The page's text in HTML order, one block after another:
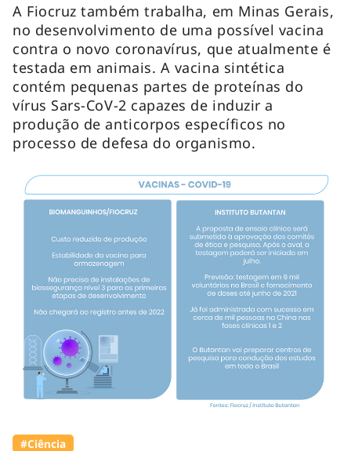
A Fiocruz também trabalha, em Minas Gerais,
no desenvolvimento de uma possível vacina
contra o novo coronavírus, que atualmente é
testada em animais. A vacina sintética
contém pequenas partes de proteínas do
vírus Sars-CoV-2 capazes de induzir a
produção de anticorpos específicos no
processo de defesa do organismo.
#Ciência